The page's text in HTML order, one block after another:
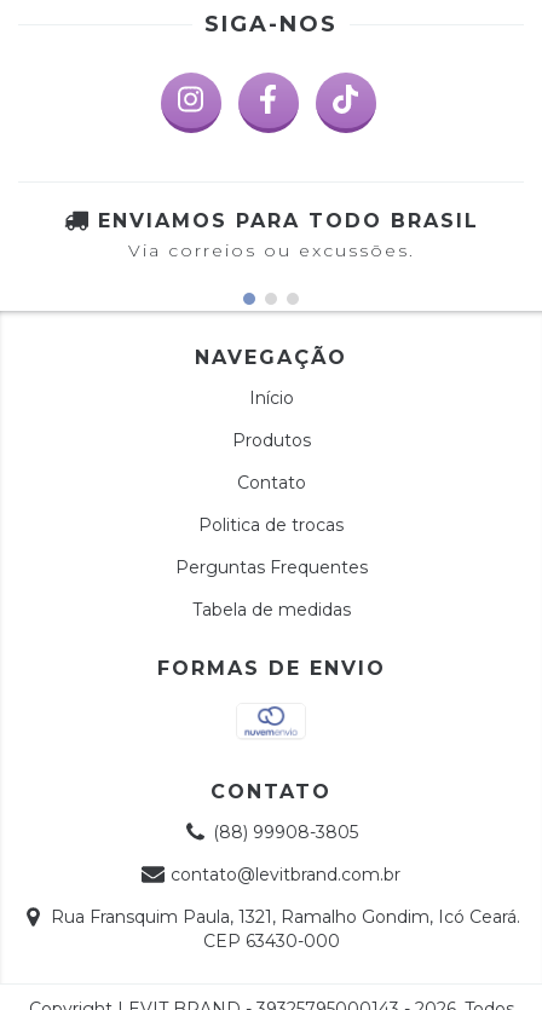
SIGA-NOS
ENVIAMOS PARA TODO BRASIL
Via correios ou excussões.
NAVEGAÇÃO
Início
Produtos
Contato
Politica de trocas
Perguntas Frequentes
Tabela de medidas
FORMAS DE ENVIO
CONTATO
(88) 99908-3805
contato@levitbrand.com.br
Rua Fransquim Paula, 1321, Ramalho Gondim, Icó Ceará.
CEP 63430-000